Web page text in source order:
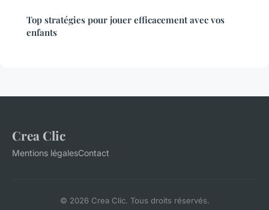
Top stratégies pour jouer efficacement avec vos
enfants
Crea Clic
Mentions légalesContact
© 2026 Crea Clic. Tous droits réservés.